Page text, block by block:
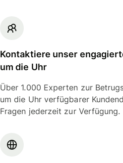
Kontaktiere unser
um die Uhr
Über 1.000 Experten zur
um die Uhr verfügbarer
Fragen jederzeit zur Verfügung.